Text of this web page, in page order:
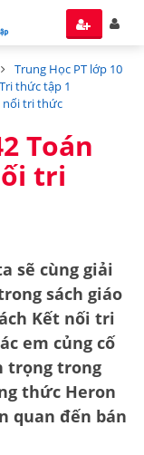
Trung Học PT lớp 10
thức tập 1
nối tri thức
Toán
tri
sẽ cùng giải
sách giáo
Kết nối tri
em củng cố
trọng trong
thức Heron
quan đến bán